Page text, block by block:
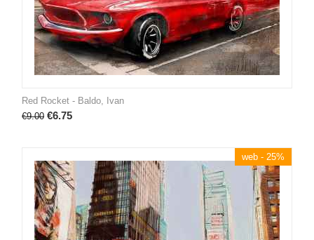
Red Rocket - Baldo, Ivan
€9.00 €6.75
web - 25%